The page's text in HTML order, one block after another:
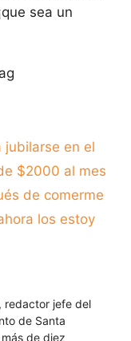
sea un
jubilarse en el
$2000 al mes
de comerme
los estoy
redactor jefe del
de Santa
de diez